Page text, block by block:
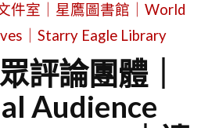
件室｜星鷹圖書館｜World
｜Starry Eagle Library
評論團體｜
Audience